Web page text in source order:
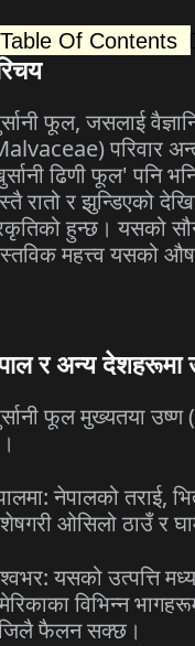
Table Of Contents
फूल, जसलाई
परिवार
ढिणी फूल' पनि
रातो र झुन्डिएको
हुन्छ। यसको
महत्त्व यसको
र अन्य देशहरूमा
फूल मुख्यतया
नेपालको तराई,
ओसिलो ठाउँ र
यसको उत्पत्ति
विभिन्न
फैलन सक्छ।